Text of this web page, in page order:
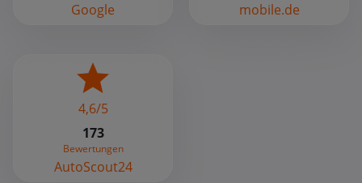
Google mobile.de
4,6/5
173
Bewertungen
AutoScout24